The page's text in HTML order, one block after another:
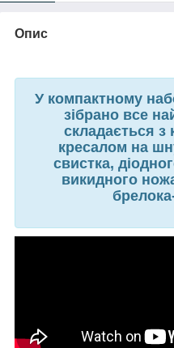
Опис
У компактному
зібрано все
складається з
кресалом на
свистка,
викидного